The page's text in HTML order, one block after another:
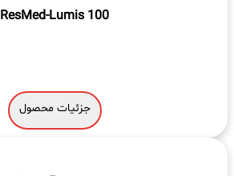
ResMed-Lumis 100
جزئیات محصول